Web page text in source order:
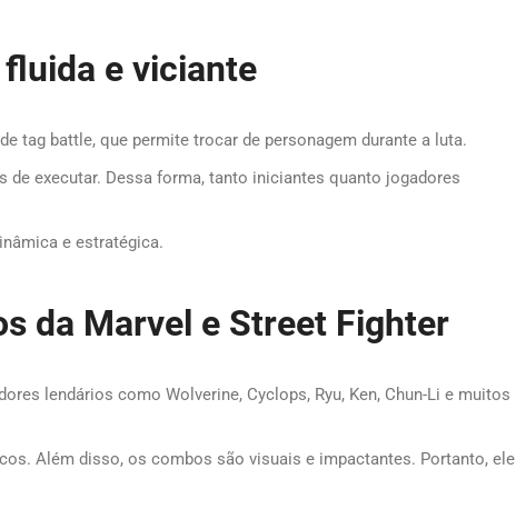
e viciante
tag battle, que permite trocar de personagem durante a luta.
executar. Dessa forma, tanto iniciantes quanto jogadores
e estratégica.
da Marvel e Street Fighter
lendários como Wolverine, Cyclops, Ryu, Ken, Chun-Li e muitos
Além disso, os combos são visuais e impactantes. Portanto, ele